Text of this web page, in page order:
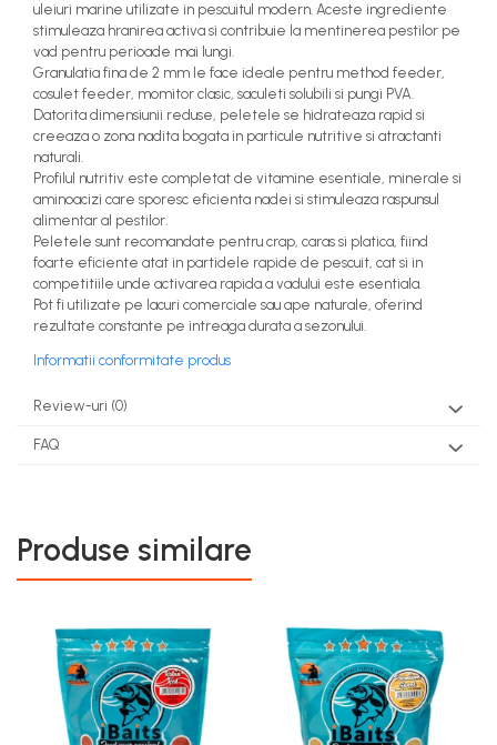
uleiuri marine utilizate in pescuitul modern. Aceste ingrediente
stimuleaza hranirea activa si contribuie la mentinerea pestilor pe
vad pentru perioade mai lungi.
Granulatia fina de 2 mm le face ideale pentru method feeder,
cosulet feeder, momitor clasic, saculeti solubili si pungi PVA.
Datorita dimensiunii reduse, peletele se hidrateaza rapid si
creeaza o zona nadita bogata in particule nutritive si atractanti
naturali.
Profilul nutritiv este completat de vitamine esentiale, minerale si
aminoacizi care sporesc eficienta nadei si stimuleaza raspunsul
alimentar al pestilor.
Peletele sunt recomandate pentru crap, caras si platica, fiind
foarte eficiente atat in partidele rapide de pescuit, cat si in
competitiile unde activarea rapida a vadului este esentiala.
Pot fi utilizate pe lacuri comerciale sau ape naturale, oferind
rezultate constante pe intreaga durata a sezonului.
Informatii conformitate produs
Review-uri (0)
FAQ
Produse similare